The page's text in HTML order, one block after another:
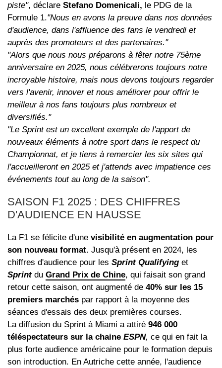
piste", déclare Stefano Domenicali, le PDG de la
Formule 1."Nous en avons la preuve dans nos données
d'audience, dans l'affluence des fans le vendredi et
auprès des promoteurs et des partenaires."
"Alors que nous nous préparons à fêter notre 75ème
anniversaire en 2025, nous célébrerons toujours notre
incroyable histoire, mais nous devons toujours regarder
vers l'avenir, innover et nous améliorer pour offrir le
meilleur à nos fans toujours plus nombreux et
diversifiés."
"Le Sprint est un excellent exemple de l'apport de
nouveaux éléments à notre sport dans le respect du
Championnat, et je tiens à remercier les six sites qui
l'accueilleront en 2025 et j'attends avec impatience ces
événements tout au long de la saison".
SAISON F1 2025 : DES CHIFFRES
D'AUDIENCE EN HAUSSE
La F1 se félicite d'une visibilité en augmentation pour
son nouveau format. Jusqu'à présent en 2024, les
chiffres d'audience pour les Sprint Qualifying et
Sprintdu Grand Prix de Chine, qui faisait son grand
retour cette saison, ont augmenté de 40% sur les 15
premiers marchés par rapport à la moyenne des
séances d'essais des deux premières courses.
La diffusion du Sprint à Miami a attiré 946 000
téléspectateurs sur la chaine ESPN, ce qui en fait la
plus forte audience américaine pour le formation depuis
son introduction. En Autriche cette année, l'audience